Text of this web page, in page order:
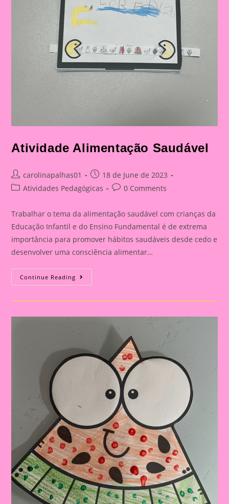
Atividade Alimentação Saudável
Post
author:
carolinapalhas01
Post
published:
18 de June de 2023
PostAtividades Pedagógicas
Post0 Comments
Trabalhar o tema da alimentação saudável com crianças da
Educação Infantil e do Ensino Fundamental é de extrema
importância para promover hábitos saudáveis desde cedo e
desenvolver uma consciência alimentar…
Continue Reading Atividade
Alimentação